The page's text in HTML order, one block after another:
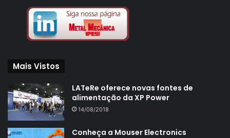
Mais Vistos
LATeRe oferece novas fontes de
alimentação da XP Power
14/08/2018
Conheça a Mouser Electronics